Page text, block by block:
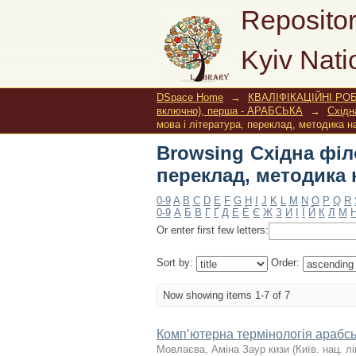
Kyiv
Browsing Східна
навчання by Title
DSpace Home → КВАЛІФІКАЦІЙНІ
включно), перша - АРАБСЬКА
→
мова і література, переклад, методика
Browsing Східна
переклад, методика
0-9 A B C D E F G H J K L M N O P Q R
0-9 А Б В Г Ґ Д Е Ё Є Ж З И Й К Л М Н
Or enter first few letters:
Sort by: Order:
Now showing items 1-7 of 7
Компʼютерна термінологія
Мовлаєва, Аміна Заур кизи (Київ. нац.